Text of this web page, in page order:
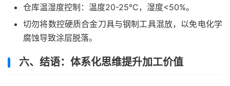
仓库温湿度控制：温度20-25℃，湿度<50%。
切勿将数控硬质合金刀具与钢制工具混放，以免电化学
腐蚀导致涂层脱落。
六、结语：体系化思维提升加工价值